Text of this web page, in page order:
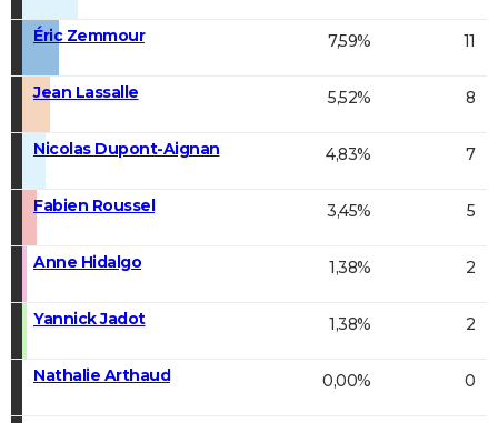
Éric Zemmour 7,59% 11
Jean Lassalle 5,52% 8
Nicolas Dupont-Aignan 4,83% 7
Fabien Roussel 3,45% 5
Anne Hidalgo 1,38% 2
Yannick Jadot 1,38% 2
Nathalie Arthaud 0,00% 0